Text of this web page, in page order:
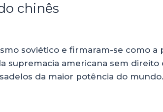
chinês
soviético e firmaram-se como
supremacia americana sem direito
da maior potência do